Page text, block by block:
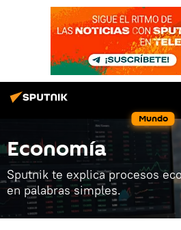
Mundo
Economía
Sputnik te explica procesos
en palabras simples.